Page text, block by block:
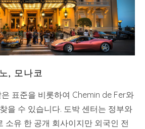
, 모나코
표준을 비롯하여 Chemin de Fer와
을 수 있습니다. 도박 센터는 정부와
소유 한 공개 회사이지만 외국인 전